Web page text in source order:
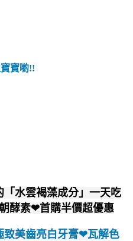
寶喲!!
水雲褐藻成分」一天吃
酵素❤首購半價超優惠
美齒亮白牙膏❤瓦解色